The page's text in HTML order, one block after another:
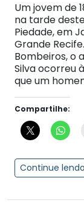
Um jovem de
na tarde
Piedade, em
Grande
Bombeiros, o
Silva ocorreu
que um
Compartilhe:
Continue lendo